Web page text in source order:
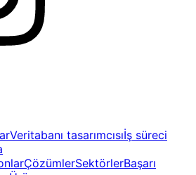
Veritabanı tasarımcısıİş süreci
ÇözümlerSektörlerBaşarı